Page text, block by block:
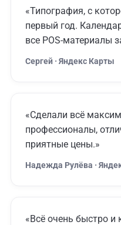
«Типография, с
первый год.
все POS-материалы
Сергей · Яндекс Карты
«Сделали всё
профессионалы,
приятные цены.»
Надежда Рулёва ·
«Всё очень быстро и